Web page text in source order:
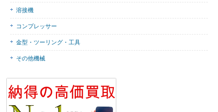
溶接機
コンプレッサー
金型・ツーリング・工具
その他機械